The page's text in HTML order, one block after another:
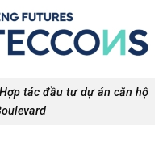
tác đầu tư dự án căn hộ